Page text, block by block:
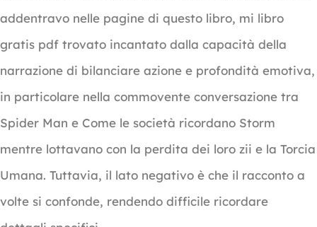
addentravo nelle pagine di questo libro, mi libro
gratis pdf trovato incantato dalla capacità della
narrazione di bilanciare azione e profondità emotiva,
in particolare nella commovente conversazione tra
Spider Man e Come le società ricordano Storm
mentre lottavano con la perdita dei loro zii e la Torcia
Umana. Tuttavia, il lato negativo è che il racconto a
volte si confonde, rendendo difficile ricordare